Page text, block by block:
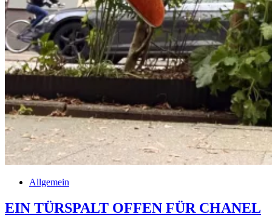
Allgemein
EIN TÜRSPALT OFFEN FÜR CHANEL